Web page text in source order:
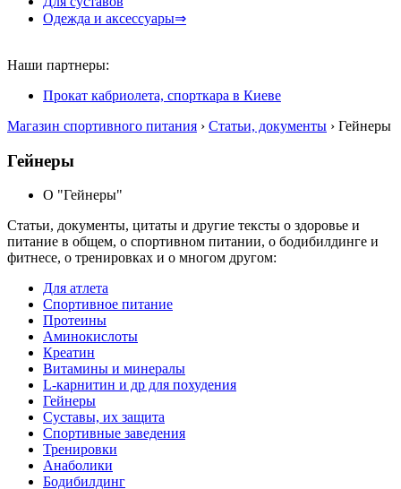
Одежда и аксессуары⇒
Наши партнеры:
Прокат кабриолета, спорткара в Киеве
Магазин спортивного питания › Статьи, документы › Гейнеры
Гейнеры
О "Гейнеры"
Статьи, документы, цитаты и другие тексты о здоровье и
питание в общем, о спортивном питании, о бодибилдинге и
фитнесе, о тренировках и о многом другом:
Для атлета
Спортивное питание
Протеины
Аминокислоты
Креатин
Витамины и минералы
L-карнитин и др для похудения
Гейнеры
Суставы, их защита
Спортивные заведения
Тренировки
Анаболики
Бодибилдинг